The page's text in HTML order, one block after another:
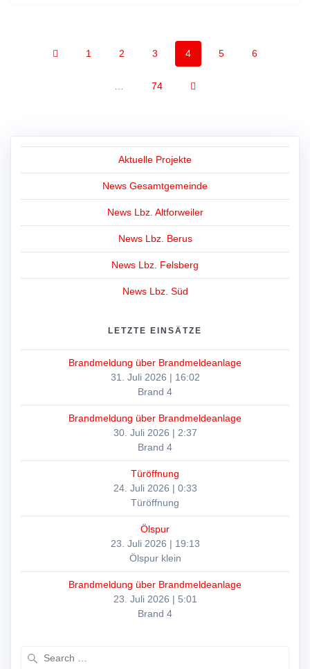
Page
1 Page
2 Page
3 Page
4 Page
5 Page
6
Page
74
Aktuelle Projekte
News Gesamtgemeinde
News Lbz. Altforweiler
News Lbz. Berus
News Lbz. Felsberg
News Lbz. Süd
LETZTE EINSÄTZE
Brandmeldung über Brandmeldeanlage
31. Juli 2026 | 16:02
Brand 4
Brandmeldung über Brandmeldeanlage
30. Juli 2026 | 2:37
Brand 4
Türöffnung
24. Juli 2026 | 0:33
Türöffnung
Ölspur
23. Juli 2026 | 19:13
Ölspur klein
Brandmeldung über Brandmeldeanlage
23. Juli 2026 | 5:01
Brand 4